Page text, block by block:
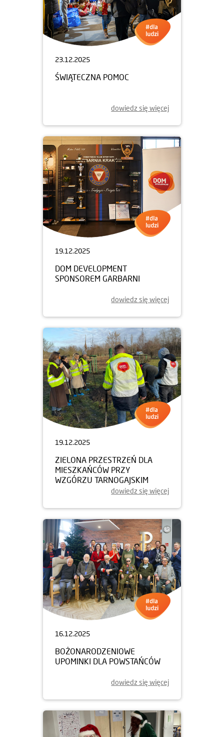
23.12.2025
ŚWIĄTECZNA POMOC
dowiedz się więcej
19.12.2025
DOM DEVELOPMENT
SPONSOREM GARBARNI
dowiedz się więcej
19.12.2025
ZIELONA PRZESTRZEŃ DLA
MIESZKAŃCÓW PRZY
WZGÓRZU TARNOGAJSKIM
dowiedz się więcej
16.12.2025
BOŻONARODZENIOWE
UPOMINKI DLA POWSTAŃCÓW
dowiedz się więcej